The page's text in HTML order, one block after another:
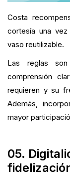
Costa
cortesía una
vaso reutilizable.
Las reglas
comprensión
requieren y su
Además,
mayor
05.